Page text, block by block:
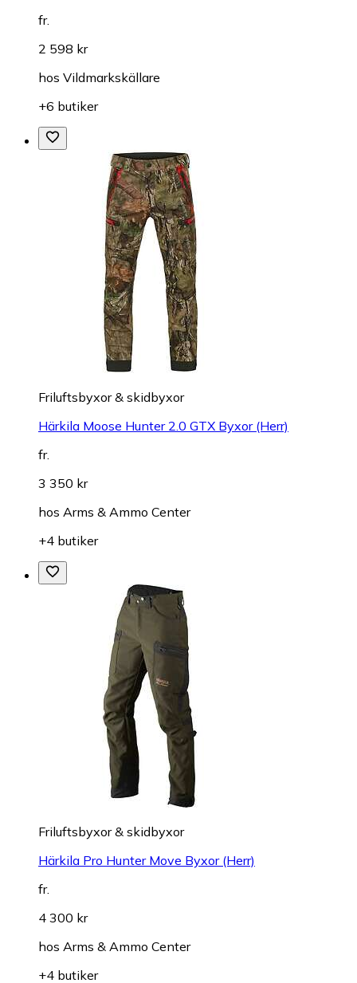
fr.
2 598 kr
hos Vildmarkskällare
+6 butiker
Friluftsbyxor & skidbyxor
Härkila Moose Hunter 2.0 GTX Byxor (Herr)
fr.
3 350 kr
hos Arms & Ammo Center
+4 butiker
Friluftsbyxor & skidbyxor
Härkila Pro Hunter Move Byxor (Herr)
fr.
4 300 kr
hos Arms & Ammo Center
+4 butiker